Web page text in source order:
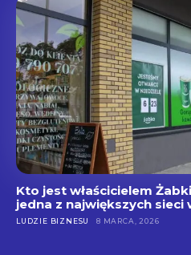
Kto jest właścicielem
jedna z największych sieci
LUDZIE BIZNESU 8 MARCA, 2026